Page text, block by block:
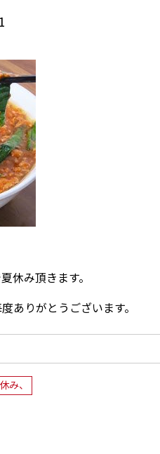
休み頂きます。
ありがとうございます。
み、